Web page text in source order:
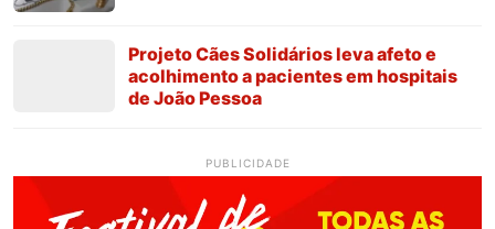
Projeto Cães Solidários leva afeto e
acolhimento a pacientes em hospitais
de João Pessoa
PUBLICIDADE